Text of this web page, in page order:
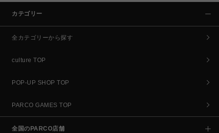
カテゴリー
全カテゴリーから探す
culture TOP
POP-UP SHOP TOP
PARCO GAMES TOP
全国のPARCO店舗